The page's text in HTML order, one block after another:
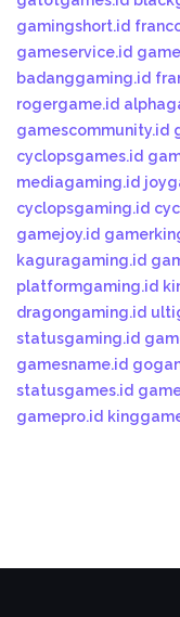
gamingshort.id
gameservice.id
badanggaming.id
rogergame.id
gamescommunity.id
cyclopsgames.id
mediagaming.id
cyclopsgaming.id
gamejoy.id
kaguragaming.id
platformgaming.id
dragongaming.id
statusgaming.id
gamesname.id
statusgames.id
gamepro.id